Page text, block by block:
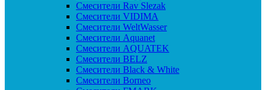
Cмесители Rav Slezak
Cмесители VIDIMA
Cмесители WeltWasser
Смесители Aquanet
Смесители AQUATEK
Смесители BELZ
Смесители Black & White
Смесители Borneo